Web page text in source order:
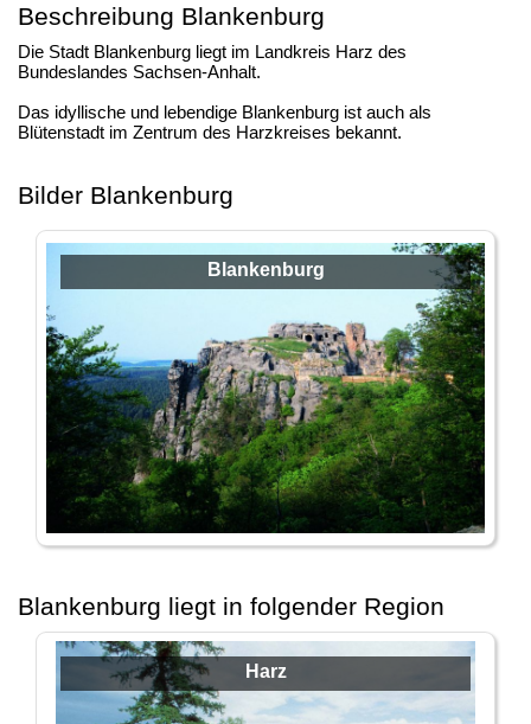
Beschreibung Blankenburg
Die Stadt Blankenburg liegt im Landkreis Harz des
Bundeslandes Sachsen-Anhalt.
Das idyllische und lebendige Blankenburg ist auch als
Blütenstadt im Zentrum des Harzkreises bekannt.
Bilder Blankenburg
Blankenburg
Blankenburg liegt in folgender Region
Harz